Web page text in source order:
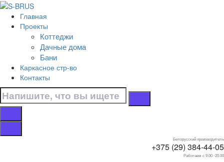
Перейти к контенту
Главная
Проекты
Коттеджи
Дачные дома
Бани
Каркасное стр-во
Контакты
Белорусский производитель
+375 (29) 384-44-05
Работаем с 9.00 -20.00
Главная
Дачные дома
Одноэтажные
13х10
Дачные дома 13х10
одноэтажные